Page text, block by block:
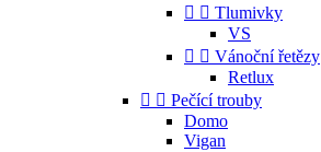
  Tlumivky
VS
  Vánoční řetězy
Retlux
  Pečící trouby
Domo
Vigan